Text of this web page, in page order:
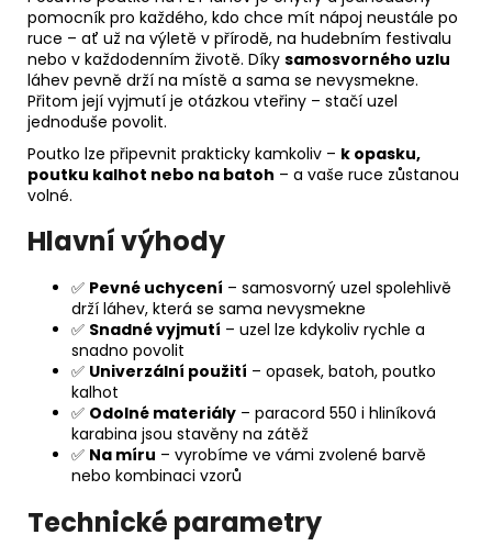
pomocník pro každého, kdo chce mít nápoj neustále po
ruce – ať už na výletě v přírodě, na hudebním festivalu
nebo v každodenním životě. Díky samosvorného uzlu
láhev pevně drží na místě a sama se nevysmekne.
Přitom její vyjmutí je otázkou vteřiny – stačí uzel
jednoduše povolit.
Poutko lze připevnit prakticky kamkoliv – k opasku,
poutku kalhot nebo na batoh – a vaše ruce zůstanou
volné.
Hlavní výhody
✅ Pevné uchycení – samosvorný uzel spolehlivě
drží láhev, která se sama nevysmekne
✅ Snadné vyjmutí – uzel lze kdykoliv rychle a
snadno povolit
✅ Univerzální použití – opasek, batoh, poutko
kalhot
✅ Odolné materiály – paracord 550 i hliníková
karabina jsou stavěny na zátěž
✅ Na míru – vyrobíme ve vámi zvolené barvě
nebo kombinaci vzorů
Technické parametry